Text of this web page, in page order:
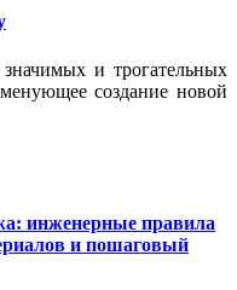
и трогательных
создание новой
инженерные правила
и пошаговый